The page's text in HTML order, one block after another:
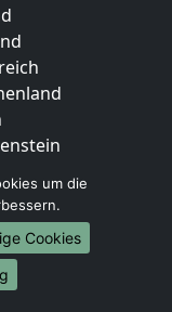
um die
Cookies